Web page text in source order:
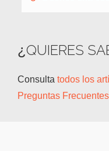
¿QUIERES
Consulta todos los
Preguntas Frecuentes